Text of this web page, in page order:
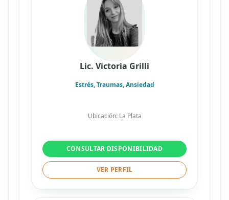
Lic. Victoria Grilli
Estrés, Traumas, Ansiedad
Ubicación: La Plata
CONSULTAR DISPONIBILIDAD
VER PERFIL